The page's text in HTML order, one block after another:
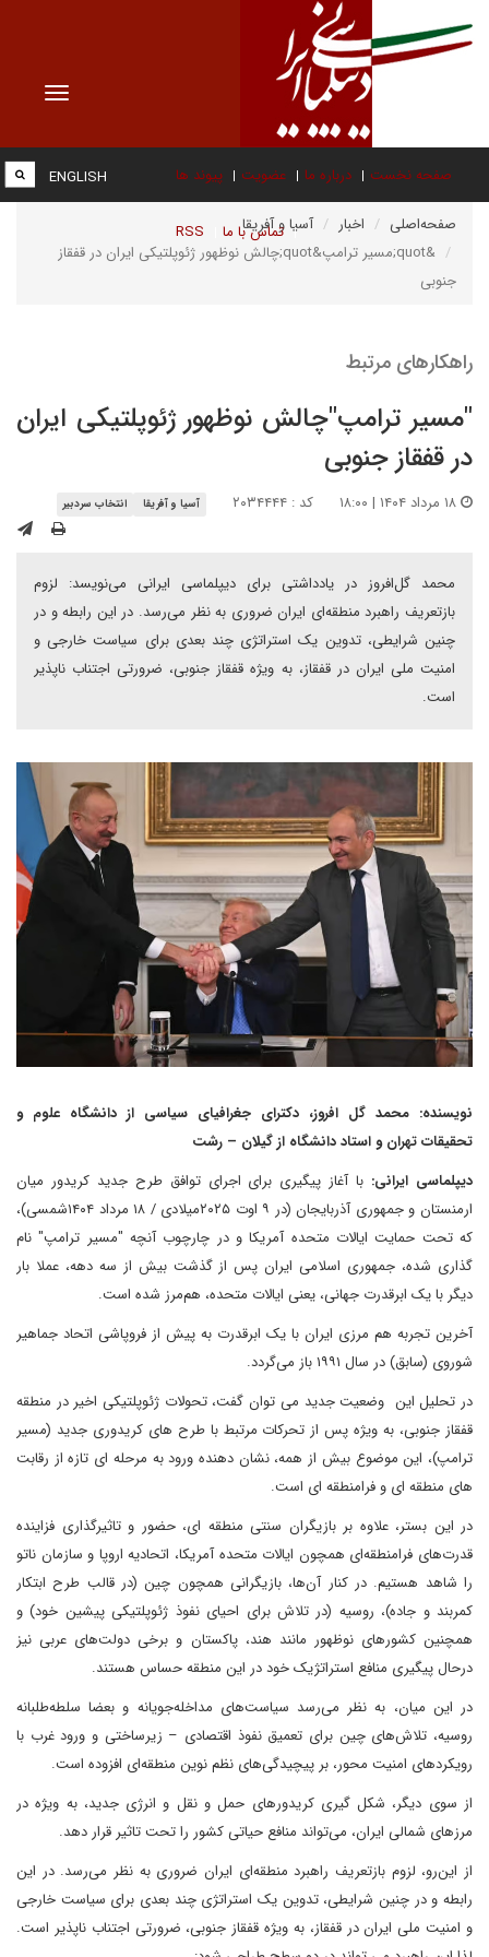
Toggle
صفحه نخست درباره ما عضویت پیوند ها
تماس با ما RSS
ENGLISH
صفحه‌اصلی اخبار
آسیا و آفریقا
&quot;مسیر ترامپ&quot;چالش نوظهور ژئوپلتیکی ایران در قفقاز
جنوبی
راهکارهای مرتبط
"مسیر ترامپ"چالش نوظهور ژئوپلتیکی ایران
در قفقاز جنوبی
کد : ۲۰۳۴۴۴۴ آسیا و آفریقا انتخاب سردبیر
محمد گل‌افروز در یادداشتی برای دیپلماسی ایرانی می‌نویسد: لزوم
بازتعریف راهبرد منطقه‌ای ایران ضروری به نظر می‌رسد. در این رابطه و در
چنین شرایطی، تدوین یک استراتژی چند بعدی برای سیاست خارجی و
امنیت ملی ایران در قفقاز، به‌ ویژه قفقاز جنوبی، ضرورتی اجتناب‌ ناپذیر
است.
نویسنده: محمد گل افروز، دکترای جغرافیای سیاسی از دانشگاه علوم و
تحقیقات تهران و استاد دانشگاه از گیلان – رشت
دیپلماسی ایرانی: با آغاز پیگیری برای اجرای توافق طرح جدید کریدور میان
ارمنستان و جمهوری آذربایجان (در ۹ اوت ۲۰۲۵میلادی / ۱۸ مرداد ۱۴۰۴شمسی)،
که تحت حمایت ایالات متحده آمریکا و در چارچوب آنچه "مسیر ترامپ" نام
گذاری شده، جمهوری اسلامی ایران پس از گذشت بیش از سه دهه، عملا بار
دیگر با یک ابرقدرت جهانی، یعنی ایالات متحده، هم‌مرز شده است.
آخرین تجربه هم‌ مرزی ایران با یک ابرقدرت به پیش از فروپاشی اتحاد جماهیر
شوروی (سابق) در سال ۱۹۹۱ باز می‌گردد.
در تحلیل این وضعیت جدید می توان گفت، تحولات ژئوپلتیکی اخیر در منطقه
قفقاز جنوبی، به‌ ویژه پس از تحرکات مرتبط با طرح های کریدوری جدید (مسیر
ترامپ)، این موضوع بیش از همه، نشان‌ دهنده ورود به مرحله ای تازه از رقابت
های منطقه ای و فرامنطقه ای است.
در این بستر، علاوه بر بازیگران سنتی منطقه ای، حضور و تاثیرگذاری فزاینده
قدرت‌های فرامنطقه‌ای همچون ایالات متحده آمریکا، اتحادیه اروپا و سازمان ناتو
را شاهد هستیم. در کنار آن‌ها، بازیگرانی همچون چین (در قالب طرح ابتکار
کمربند و جاده)، روسیه (در تلاش برای احیای نفوذ ژئوپلتیکی پیشین خود) و
همچنین کشورهای نوظهور مانند هند، پاکستان و برخی دولت‌های عربی نیز
درحال پیگیری منافع استراتژیک خود در این منطقه حساس هستند.
در این میان، به نظر می‌رسد سیاست‌های مداخله‌جویانه و بعضا سلطه‌طلبانه
روسیه، تلاش‌های چین برای تعمیق نفوذ اقتصادی – زیرساختی و ورود غرب با
رویکردهای امنیت محور، بر پیچیدگی‌های نظم نوین منطقه‌ای افزوده است.
از سوی دیگر، شکل گیری کریدورهای حمل و نقل و انرژی جدید، به‌ ویژه در
مرزهای شمالی ایران، می‌تواند منافع حیاتی کشور را تحت تاثیر قرار دهد.
از این‌رو، لزوم بازتعریف راهبرد منطقه‌ای ایران ضروری به نظر می‌رسد. در این
رابطه و در چنین شرایطی، تدوین یک استراتژی چند بعدی برای سیاست خارجی
و امنیت ملی ایران در قفقاز، به‌ ویژه قفقاز جنوبی، ضرورتی اجتناب‌ ناپذیر است.